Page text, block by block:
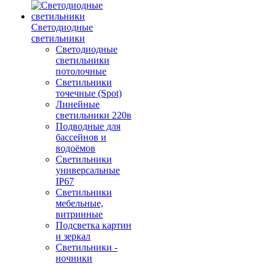
Светодиодные
светильники
Светодиодные
светильники
потолочные
Светильники
точечные (Spot)
Линейные
светильники 220в
Подводные для
бассейнов и
водоёмов
Светильники
универсальные
IP67
Светильники
мебельные,
витринные
Подсветка картин
и зеркал
Светильники -
ночники